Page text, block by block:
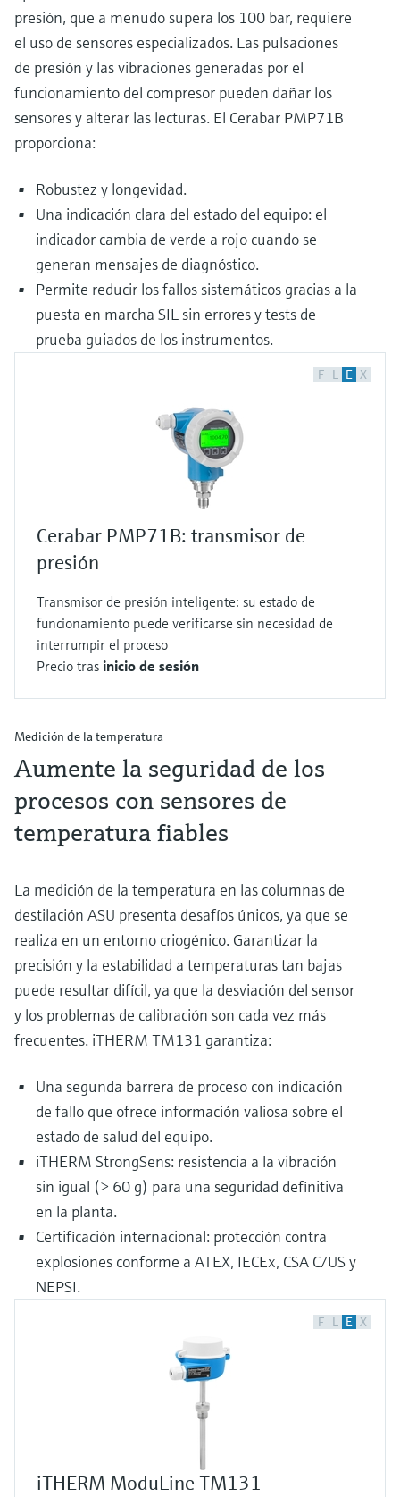
presión, que a menudo supera los 100 bar, requiere
el uso de sensores especializados. Las pulsaciones
de presión y las vibraciones generadas por el
funcionamiento del compresor pueden dañar los
sensores y alterar las lecturas. El Cerabar PMP71B
proporciona:
Robustez y longevidad.
Una indicación clara del estado del equipo: el
indicador cambia de verde a rojo cuando se
generan mensajes de diagnóstico.
Permite reducir los fallos sistemáticos gracias a la
puesta en marcha SIL sin errores y tests de
prueba guiados de los instrumentos.
F L E X
Cerabar PMP71B: transmisor de
presión
Transmisor de presión inteligente: su estado de
funcionamiento puede verificarse sin necesidad de
interrumpir el proceso
Precio tras inicio de sesión
Medición de la temperatura
Aumente la seguridad de los
procesos con sensores de
temperatura fiables
La medición de la temperatura en las columnas de
destilación ASU presenta desafíos únicos, ya que se
realiza en un entorno criogénico. Garantizar la
precisión y la estabilidad a temperaturas tan bajas
puede resultar difícil, ya que la desviación del sensor
y los problemas de calibración son cada vez más
frecuentes. iTHERM TM131 garantiza:
Una segunda barrera de proceso con indicación
de fallo que ofrece información valiosa sobre el
estado de salud del equipo.
iTHERM StrongSens: resistencia a la vibración
sin igual (> 60 g) para una seguridad definitiva
en la planta.
Certificación internacional: protección contra
explosiones conforme a ATEX, IECEx, CSA C/US y
NEPSI.
F L E X
iTHERM ModuLine TM131